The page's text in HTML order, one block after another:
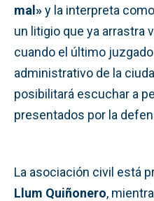
mal»y la interpreta
un litigio que ya arrastra
cuando el último
administrativo de la
posibilitará escuchar a
presentados por la
La asociación civil está
Llum Quiñonero,